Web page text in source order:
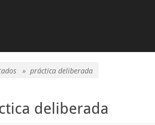
» práctica deliberada
deliberada